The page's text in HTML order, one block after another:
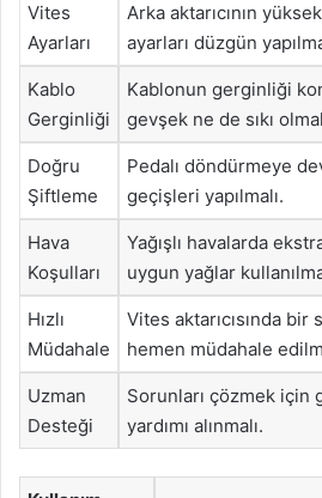
Vites
Ayarları
Arka aktarıcının
ayarları düzgün
Kablo
Gerginliği
Kablonun gerginliği
gevşek ne de sıkı
Doğru
Şiftleme
Pedalı döndürmeye
geçişleri yapılmalı.
Hava
Koşulları
Yağışlı havalarda
uygun yağlar
Hızlı
Müdahale
Vites aktarıcısında
hemen müdahale
Uzman
Desteği
Sorunları çözmek için
yardımı alınmalı.